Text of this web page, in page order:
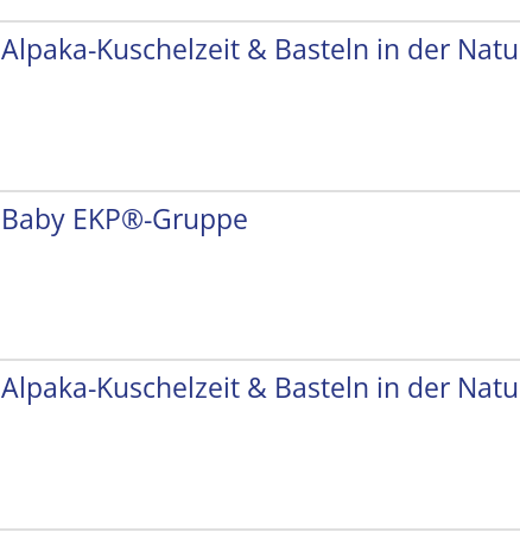
Alpaka-Kuschelzeit & Basteln in der
Baby EKP®-Gruppe
Alpaka-Kuschelzeit & Basteln in der